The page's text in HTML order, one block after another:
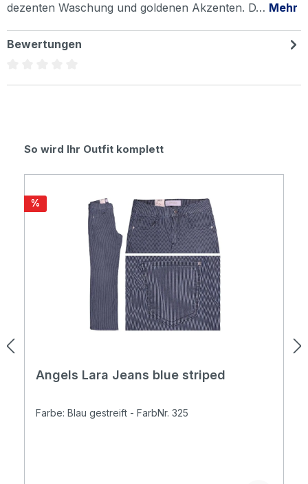
dezenten Waschung und goldenen Akzenten. D… Mehr
Bewertungen
Produktgalerie überspringen
So wird Ihr Outfit komplett
Rabatt
%
Angels Lara Jeans blue striped
Farbe: Blau gestreift - FarbNr. 325